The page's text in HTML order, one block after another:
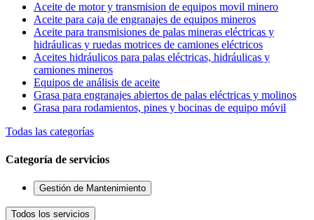
Aceite de motor y transmision de equipos movil minero
Aceite para caja de engranajes de equipos mineros
Aceite para transmisiones de palas mineras eléctricas y
hidráulicas y ruedas motrices de camiones eléctricos
Aceites hidráulicos para palas eléctricas, hidráulicas y
camiones mineros
Equipos de análisis de aceite
Grasa para engranajes abiertos de palas eléctricas y molinos
Grasa para rodamientos, pines y bocinas de equipo móvil
Todas las categorías
Categoría de servicios
Gestión de Mantenimiento
Todos los servicios